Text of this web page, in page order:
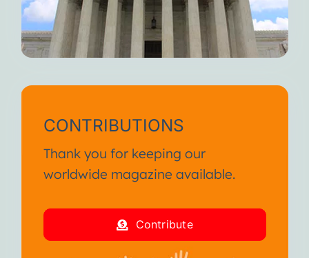
CONTRIBUTIONS
Thank you for keeping our
worldwide magazine available.
Contribute